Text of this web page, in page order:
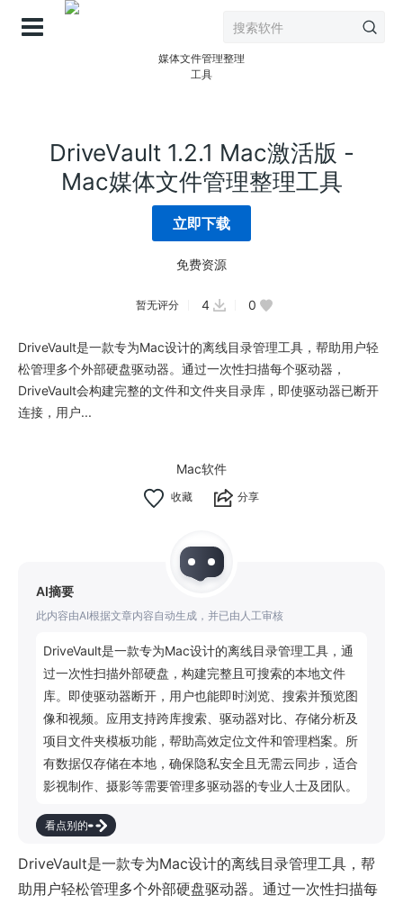
DriveVault 1.2.1 Mac激活版 -
Mac媒体文件管理整理工具
立即下载
免费资源
暂无评分 4 0
DriveVault是一款专为Mac设计的离线目录管理工具，帮助用户轻
松管理多个外部硬盘驱动器。通过一次性扫描每个驱动器，
DriveVault会构建完整的文件和文件夹目录库，即使驱动器已断开
连接，用户...
Mac软件
分享
AI摘要
此内容由AI根据文章内容自动生成，并已由人工审核
DriveVault是一款专为Mac设计的离线目录管理工具，通
过一次性扫描外部硬盘，构建完整且可搜索的本地文件
库。即使驱动器断开，用户也能即时浏览、搜索并预览图
像和视频。应用支持跨库搜索、驱动器对比、存储分析及
项目文件夹模板功能，帮助高效定位文件和管理档案。所
有数据仅存储在本地，确保隐私安全且无需云同步，适合
影视制作、摄影等需要管理多驱动器的专业人士及团队。
看点别的
DriveVault是一款专为Mac设计的离线目录管理工具，帮
助用户轻松管理多个外部硬盘驱动器。通过一次性扫描每